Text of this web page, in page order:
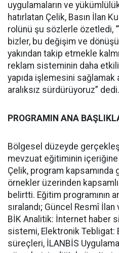
uygulamaların ve
hatırlatan Çelik, Basın İlan
rolünü şu sözlerle özetledi,
bizler, bu değişim ve
yakından takip etmekle
reklam sisteminin daha
yapıda işlemesini sağlamak
aralıksız sürdürüyoruz” dedi.
PROGRAMIN ANA
Bölgesel düzeyde
mevzuat eğitiminin
Çelik, program kapsamında
örnekler üzerinden kapsamlı
belirtti. Eğitim programının
sıralandı; Güncel Resmî
BİK Analitik: İnternet haber
sistemi, Elektronik Tebligat:
süreçleri, İLANBİS